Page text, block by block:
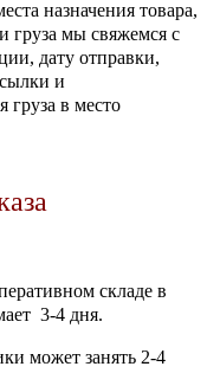
назначения товара,
груза мы свяжемся с
дату отправки,
и
груза в место
складе в
3-4 дня.
может занять 2-4